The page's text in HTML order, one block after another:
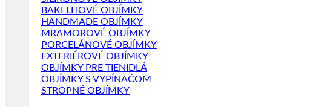
BAKELITOVÉ OBJÍMKY
HANDMADE OBJÍMKY
MRAMOROVÉ OBJÍMKY
PORCELÁNOVÉ OBJÍMKY
EXTERIÉROVÉ OBJÍMKY
OBJÍMKY PRE TIENIDLÁ
OBJÍMKY S VYPÍNAČOM
STROPNÉ OBJÍMKY